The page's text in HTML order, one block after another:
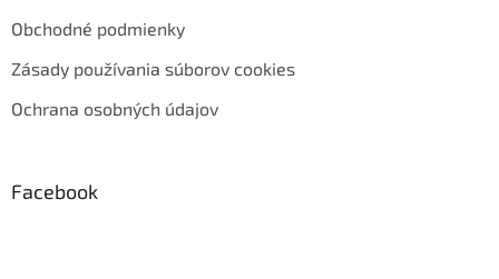
Obchodné podmienky
Zásady používania súborov cookies
Ochrana osobných údajov
Facebook